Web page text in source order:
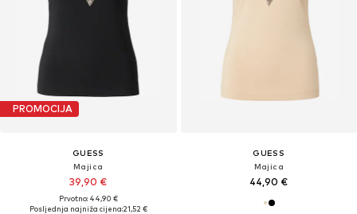
PROMOCIJA
GUESS
Majica
39,90 €
Prvotno: 44,90 €
Posljednja najniža cijena:21,52 €
GUESS
Majica
44,90 €